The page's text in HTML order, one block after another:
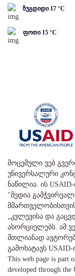
ზუგდიდი 17 °C
ფოთი 15 °C
მოცემული ვებ
უნივერსალური
ნაწილია. ის
"მედია
„კვლევისა და
ახორციელებს. ამ
მთლიანად
გამოხატავს
This web page is part
developed through